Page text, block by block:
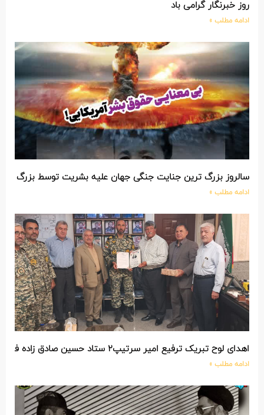
روز خبرنگار گرامی باد
ادامه مطلب »
سالروز بزرگ ترین جنایت جنگی جهان علیه بشریت توسط بزرگ
ادامه مطلب »
اهدای لوح تبریک ترفیع امیر سرتیپ۲ ستاد حسین صادق زاده فرمانده تیپ ۲۵ واکنش سریع شهید آبگون نزاجا مستقر در تبریز
ادامه مطلب »